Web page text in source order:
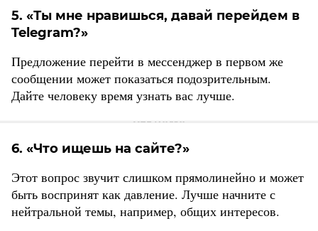
5. «Ты мне нравишься, давай перейдем в
Telegram?»
Предложение перейти в мессенджер в первом же
сообщении может показаться подозрительным.
Дайте человеку время узнать вас лучше.
6. «Что ищешь на сайте?»
Этот вопрос звучит слишком прямолинейно и может
быть воспринят как давление. Лучше начните с
нейтральной темы, например, общих интересов.